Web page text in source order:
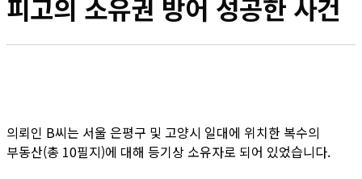
피고의 소유권 방어 성공한 사건
의뢰인 B씨는 서울 은평구 및 고양시 일대에 위치한 복수의
부동산(총 10필지)에 대해 등기상 소유자로 되어 있었습니다.